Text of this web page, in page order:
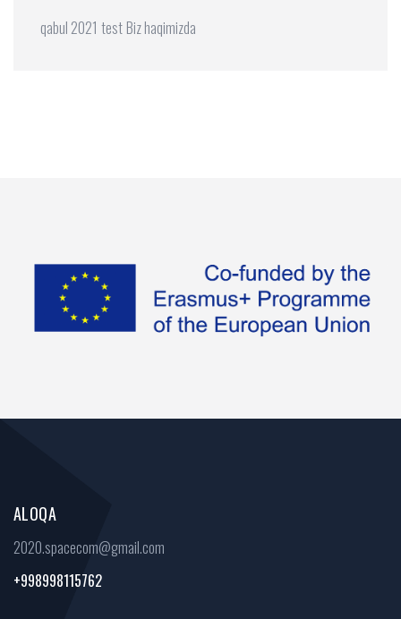
qabul 2021 test Biz haqimizda
ALOQA
2020.spacecom@gmail.com
+998998115762